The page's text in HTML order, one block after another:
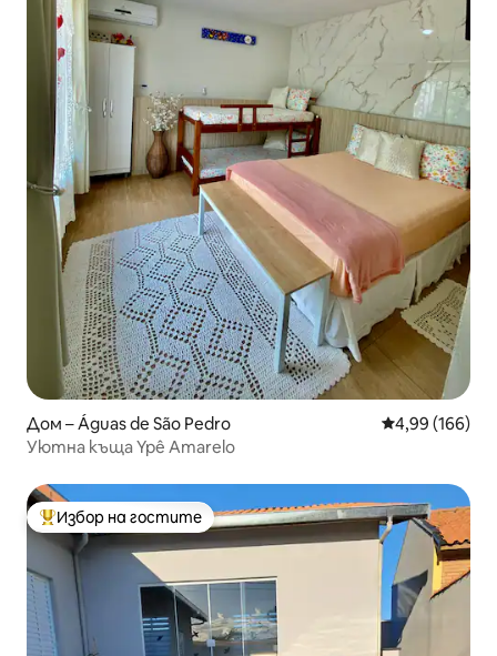
Дом – Águas de São Pedro Средна
4,99 (166)
Уютна къща Ypê Amarelo
Най-популярен избор на гостите
Избор на гостите